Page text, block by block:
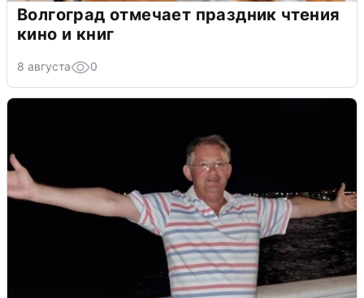
Волгоград отмечает праздник чтения
кино и книг
8 августа 0